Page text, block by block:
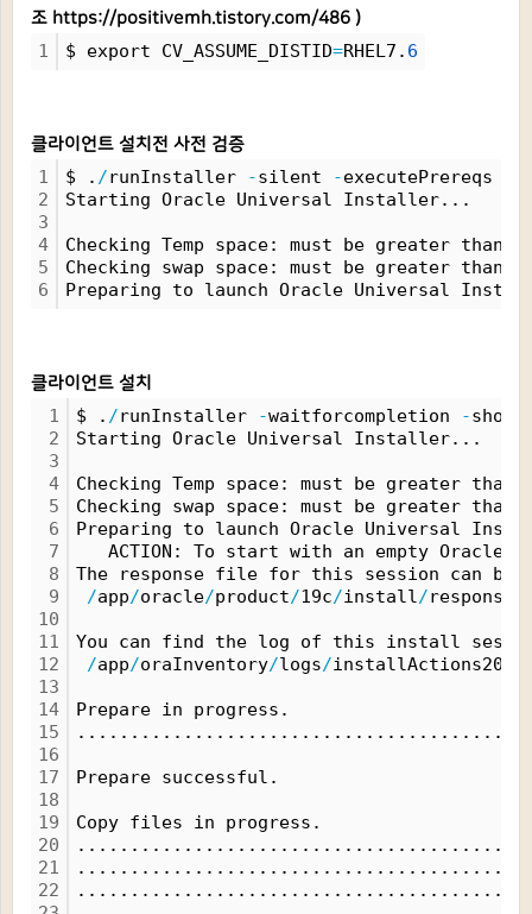
조 https://positivemh.tistory.com/486 )
1 $ export CV_ASSUME_DISTID=RHEL7. 6
클라이언트 설치전 사전 검증
1
2
3
4
5
6
$ . /runInstaller -silent -executePrereqs
Starting Oracle Universal Installer...
Checking Temp space: must be greater than
Checking swap space: must be greater than
Preparing to launch Oracle Universal
클라이언트 설치
1
2
3
4
5
6
7
8
9
10
11
12
13
14
15
16
17
18
19
20
21
22
$ . /runInstaller -waitforcompletion -
Starting Oracle Universal Installer...
Checking Temp space: must be greater than
Checking swap space: must be greater than
Preparing to launch Oracle Universal
ACTION: To start with an empty Oracle
The response file for this session can be
/app/oracle/product/19c/install/response
You can find the log of this install
/app/oraInventory/logs/installActions2023
Prepare in progress.
Prepare successful.
Copy files in progress.